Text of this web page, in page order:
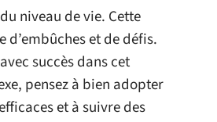
niveau de vie. Cette
d’embûches et de défis.
succès dans cet
pensez à bien adopter
et à suivre des